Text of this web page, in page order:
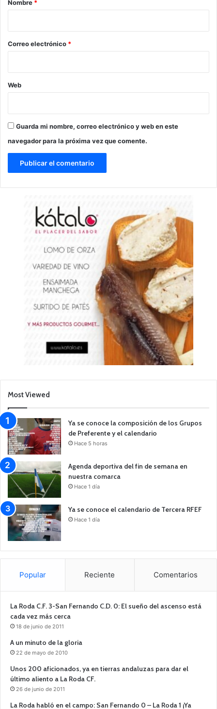
*
Nombre *
Correo electrónico *
Web
Guarda mi nombre, correo electrónico y web en este
navegador para la próxima vez que comente.
Most Viewed
Ya se conoce la composición de los Grupos
de Preferente y el calendario
Hace 5 horas
Agenda deportiva del fin de semana en
nuestra comarca
Hace 1 día
Ya se conoce el calendario de Tercera RFEF
Hace 1 día
Popular Reciente Comentarios
La Roda C.F. 3-San Fernando C.D. 0: El sueño del ascenso está
cada vez más cerca
18 de junio de 2011
A un minuto de la gloria
22 de mayo de 2010
Unos 200 aficionados, ya en tierras andaluzas para dar el
último aliento a La Roda CF.
26 de junio de 2011
La Roda habló en el campo: San Fernando 0 – La Roda 1 ¡Ya